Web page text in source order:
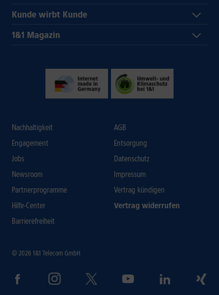
Kunde wirbt Kunde
1&1 Magazin
Nachhaltigkeit
Engagement
Jobs
Newsroom
Partnerprogramme
Hilfe-Center
Barrierefreiheit
AGB
Entsorgung
Datenschutz
Impressum
Vertrag kündigen
Vertrag widerrufen
© 2026 1&1 Telecom GmbH